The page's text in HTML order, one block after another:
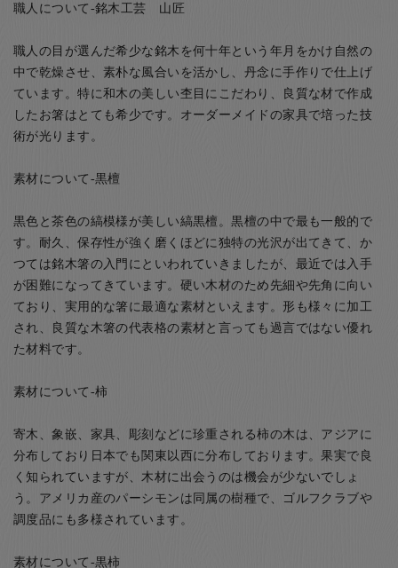
職人について-銘木工芸 山匠
職人の目が選んだ希少な銘木を何十年という年月をかけ自然の
中で乾燥させ、素朴な風合いを活かし、丹念に手作りで仕上げ
ています。特に和木の美しい杢目にこだわり、良質な材で作成
したお箸はとても希少です。オーダーメイドの家具で培った技
術が光ります。
素材について-黒檀
黒色と茶色の縞模様が美しい縞黒檀。黒檀の中で最も一般的で
す。耐久、保存性が強く磨くほどに独特の光沢が出てきて、か
つては銘木箸の入門にといわれていきましたが、最近では入手
が困難になってきています。硬い木材のため先細や先角に向い
ており、実用的な箸に最適な素材といえます。形も様々に加工
され、良質な木箸の代表格の素材と言っても過言ではない優れ
た材料です。
素材について-柿
寄木、象嵌、家具、彫刻などに珍重される柿の木は、アジアに
分布しており日本でも関東以西に分布しております。果実で良
く知られていますが、木材に出会うのは機会が少ないでしょ
う。アメリカ産のパーシモンは同属の樹種で、ゴルフクラブや
調度品にも多様されています。
素材について-黒柿